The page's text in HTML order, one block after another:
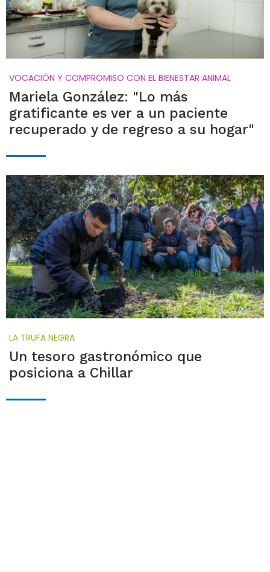
VOCACIÓN Y COMPROMISO CON EL BIENESTAR ANIMAL
Mariela González: "Lo más
gratificante es ver a un paciente
recuperado y de regreso a su hogar"
LA TRUFA NEGRA
Un tesoro gastronómico que
posiciona a Chillar